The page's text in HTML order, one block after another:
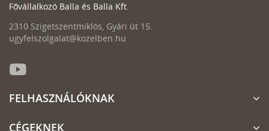
Fővállalkozó Balla és Balla Kft.
2310 Szigetszentmiklós, Gyári út 15.
ugyfelszolgalat@kozelben.hu
FELHASZNÁLÓKNAK
CÉGEKNEK